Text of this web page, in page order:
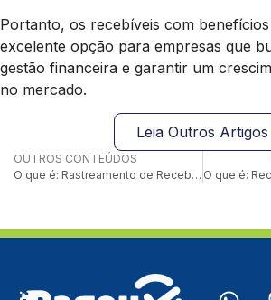
Portanto, os recebíveis com
excelente opção para empresas que
gestão financeira e garantir um
no mercado.
Leia Outros Artigos
OUTROS CONTEÚDOS
O que é: Rastreamento de Recebíveis Pendentes